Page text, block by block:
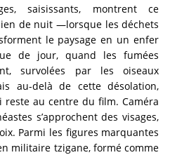
saisissants, montrent ce
de nuit —lorsque les déchets
le paysage en un enfer
de jour, quand les fumées
survolées par les oiseaux
au-delà de cette désolation,
reste au centre du film. Caméra
s’approchent des visages,
Parmi les figures marquantes
militaire tzigane, formé comme